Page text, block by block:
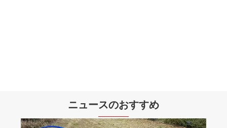
ニュースのおすすめ